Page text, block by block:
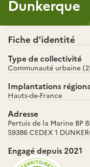
Dunkerque
Fiche d'identité
Type de collectivité
Communauté urbaine
Implantations
Hauts-de-France
Adresse
Pertuis de la Marine BP
59386 CEDEX 1
Engagé depuis2021